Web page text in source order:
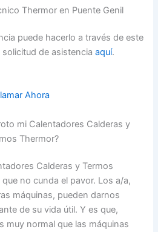
Thermor en Puente Genil
puede hacerlo a través de este
de asistenciaaquí.
Ahora
mi Calentadores Calderas y
Thermor?
Calderas y Termos
no cunda el pavor. Los a/a,
máquinas, pueden darnos
de su vida útil. Y es que,
muy normal que las máquinas